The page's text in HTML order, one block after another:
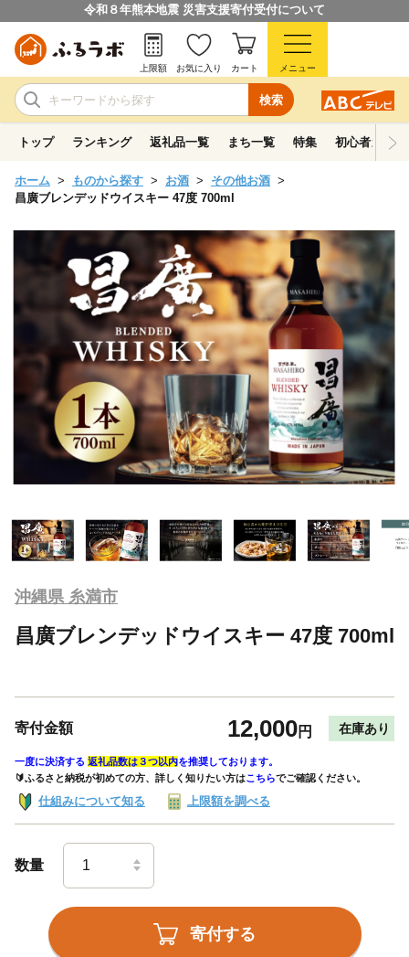
令和８年熊本地震 災害支援寄付受付について
検索
上限額 お気に入り カート メニュー
トップ ランキング 返礼品一覧 まち一覧 特集 初心者ガイド
ホーム ものから探す お酒
その他お酒
昌廣ブレンデッドウイスキー 47度 700ml
沖縄県 糸満市
昌廣ブレンデッドウイスキー 47度 700ml
寄付金額 12,000円 在庫あり
一度に決済する 返礼品数は３つ以内を推奨しております。
🔰ふるさと納税が初めての方、詳しく知りたい方はこちらでご確認ください。
仕組みについて知る 上限額を調べる
数量
寄付する